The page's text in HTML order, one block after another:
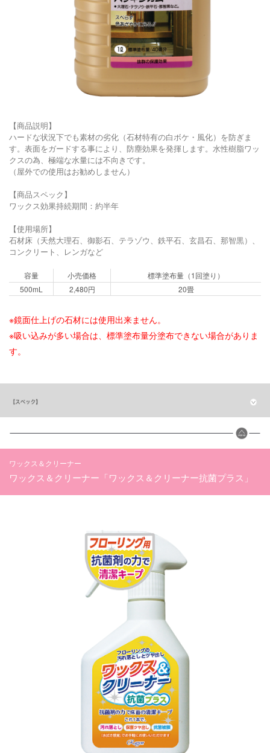
【商品説明】
ハードな状況下でも素材の劣化（石材特有の白ボケ・風化）を防ぎま
す。表面をガードする事により、防塵効果を発揮します。水性樹脂ワッ
クスの為、極端な水量には不向きです。
（屋外での使用はお勧めしません）
【商品スペック】
ワックス効果持続期間：約半年
【使用場所】
石材床（天然大理石、御影石、テラゾウ、鉄平石、玄昌石、那智黒）、
コンクリート、レンガなど
容量 小売価格
標準塗布量（1回塗り）
500mL
2,480円 20畳
※鏡面仕上げの石材には使用出来ません。
※吸い込みが多い場合は、標準塗布量分塗布できない場合がありま
す。
ワックス＆クリーナー
ワックス＆クリーナー「ワックス＆クリーナー抗菌プラス」